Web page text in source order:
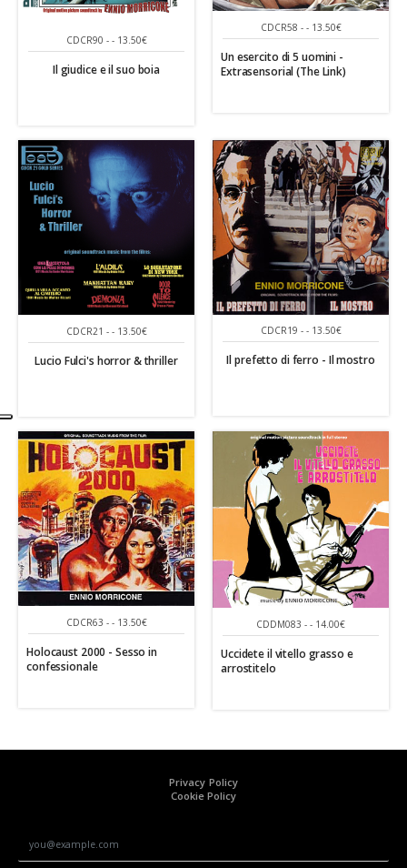
CDCR90 - - 13.50€
Il giudice e il suo boia
CDCR58 - - 13.50€
Un esercito di 5 uomini -
Extrasensorial (The Link)
CDCR21 - - 13.50€
Lucio Fulci's horror & thriller
CDCR19 - - 13.50€
Il prefetto di ferro - Il mostro
CDCR63 - - 13.50€
Holocaust 2000 - Sesso in
confessionale
CDDM083 - - 14.00€
Uccidete il vitello grasso e
arrostitelo
Privacy Policy
Cookie Policy